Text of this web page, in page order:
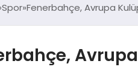
Spor Fenerbahçe, Avrupa